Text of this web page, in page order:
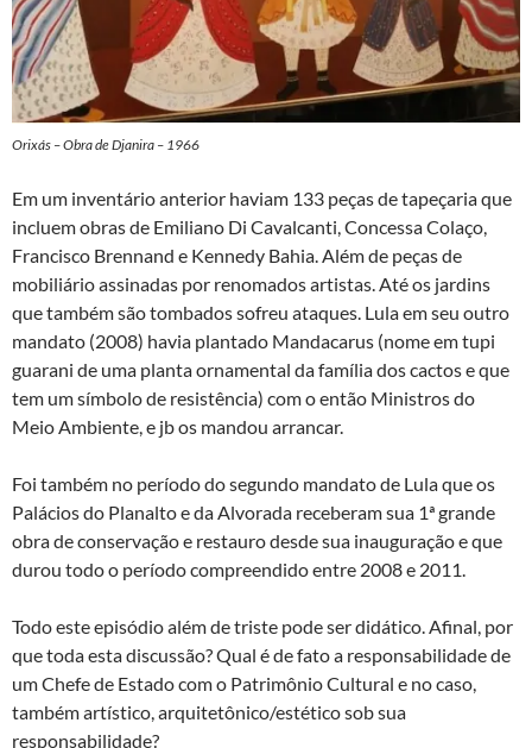
Orixás – Obra de Djanira – 1966
Em um inventário anterior haviam 133 peças de tapeçaria que
incluem obras de Emiliano Di Cavalcanti, Concessa Colaço,
Francisco Brennand e Kennedy Bahia. Além de peças de
mobiliário assinadas por renomados artistas. Até os jardins
que também são tombados sofreu ataques. Lula em seu outro
mandato (2008) havia plantado Mandacarus (nome em tupi
guarani de uma planta ornamental da família dos cactos e que
tem um símbolo de resistência) com o então Ministros do
Meio Ambiente, e jb os mandou arrancar.
Foi também no período do segundo mandato de Lula que os
Palácios do Planalto e da Alvorada receberam sua 1ª grande
obra de conservação e restauro desde sua inauguração e que
durou todo o período compreendido entre 2008 e 2011.
Todo este episódio além de triste pode ser didático. Afinal, por
que toda esta discussão? Qual é de fato a responsabilidade de
um Chefe de Estado com o Patrimônio Cultural e no caso,
também artístico, arquitetônico/estético sob sua
responsabilidade?